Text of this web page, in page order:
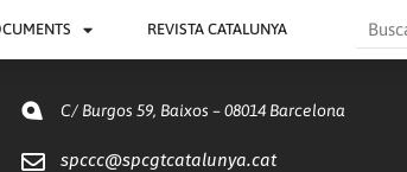
REVISTA CATALUNYA Search
C/ Burgos 59, Baixos – 08014 Barcelona
spccc@spcgtcatalunya.cat